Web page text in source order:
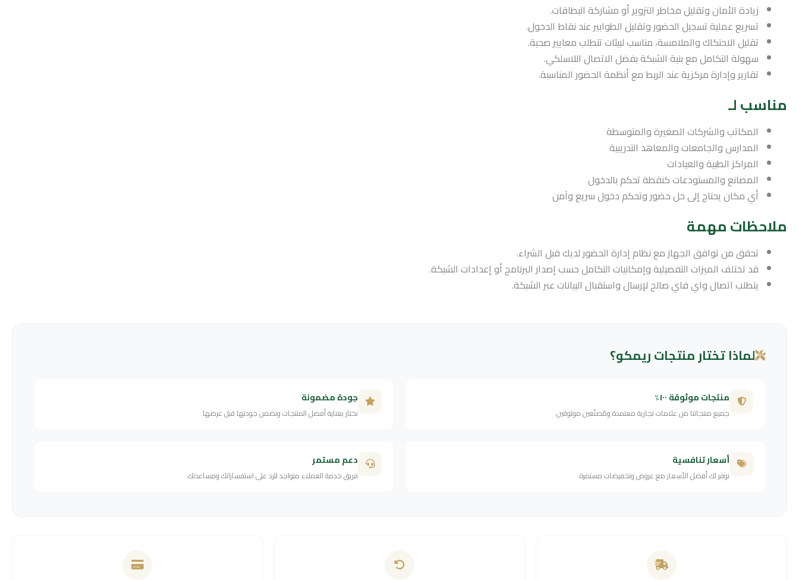
زيادة الأمان وتقليل مخاطر التزوير أو مشاركة البطاقات.
تسريع عملية تسجيل الحضور وتقليل الطوابير عند نقاط الدخول.
تقليل الاحتكاك والملامسة، مناسب لبيئات تتطلب معايير صحية.
سهولة التكامل مع بنية الشبكة بفضل الاتصال اللاسلكي.
تقارير وإدارة مركزية عند الربط مع أنظمة الحضور المناسبة.
مناسب لـ
المكاتب والشركات الصغيرة والمتوسطة
المدارس والجامعات والمعاهد التدريبية
المراكز الطبية والعيادات
المصانع والمستودعات كنقطة تحكم بالدخول
أي مكان يحتاج إلى حل حضور وتحكم دخول سريع وآمن
ملاحظات مهمة
تحقق من توافق الجهاز مع نظام إدارة الحضور لديك قبل الشراء.
قد تختلف الميزات التفصيلية وإمكانيات التكامل حسب إصدار البرنامج أو إعدادات الشبكة.
يتطلب اتصال واي فاي صالح لإرسال واستقبال البيانات عبر الشبكة.
لماذا تختار منتجات ريمكو؟
منتجات موثوقة ١٠٠٪
جميع منتجاتنا من علامات تجارية معتمدة ومُصنّعين موثوقين.
جودة مضمونة
نختار بعناية أفضل المنتجات ونضمن جودتها قبل عرضها.
أسعار تنافسية
نوفر لك أفضل الأسعار مع عروض وتخفيضات مستمرة.
دعم مستمر
فريق خدمة العملاء متواجد للرد على استفساراتك ومساعدتك.